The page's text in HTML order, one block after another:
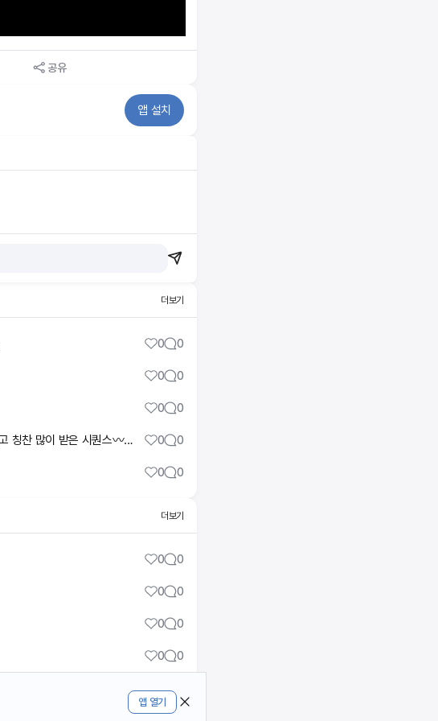
앱 열기
공유
앱 설치
더보기
0 0
0 0
0 0
[#리포머시퀀스] 🎀리포머 with 점핑보드(+스파인코렉터)🎀 재미있고 운동많이된다고 칭찬 많이 받은 시퀀스〰️🙃 #필라테스강사 #필라테스시퀀스 #필라테스 0 0
0 0
더보기
0 0
0 0
0 0
0 0
0